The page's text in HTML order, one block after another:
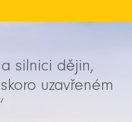
silnici dějin,
uzavřeném